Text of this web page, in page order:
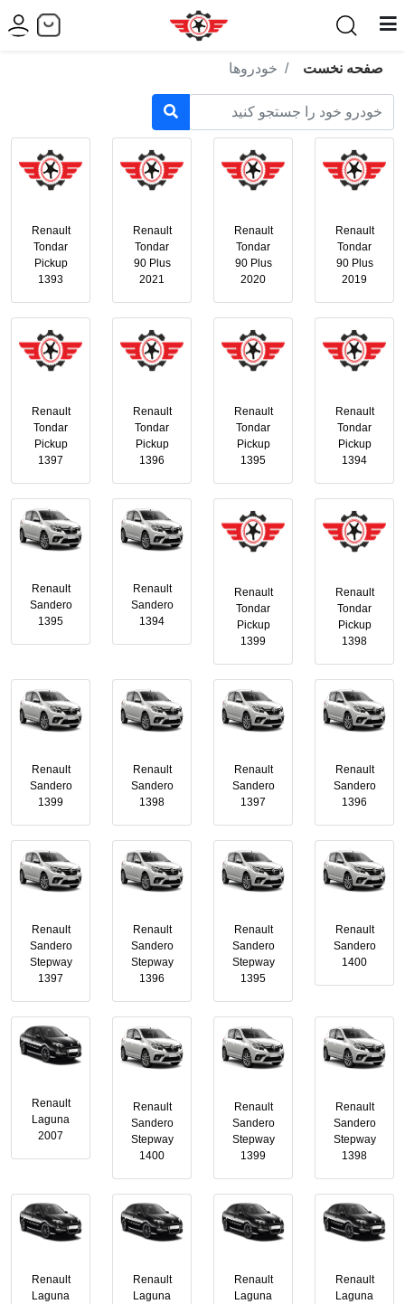
صفحه نخست خودروها
Renault
Tondar
90 Plus
2019
Renault
Tondar
90 Plus
2020
Renault
Tondar
90 Plus
2021
Renault
Tondar
Pickup
1393
Renault
Tondar
Pickup
1394
Renault
Tondar
Pickup
1395
Renault
Tondar
Pickup
1396
Renault
Tondar
Pickup
1397
Renault
Tondar
Pickup
1398
Renault
Tondar
Pickup
1399
Renault
Sandero
1394
Renault
Sandero
1395
Renault
Sandero
1396
Renault
Sandero
1397
Renault
Sandero
1398
Renault
Sandero
1399
Renault
Sandero
1400
Renault
Sandero
Stepway
1395
Renault
Sandero
Stepway
1396
Renault
Sandero
Stepway
1397
Renault
Sandero
Stepway
1398
Renault
Sandero
Stepway
1399
Renault
Sandero
Stepway
1400
Renault
Laguna
2007
Renault
Laguna
Renault
Laguna
Renault
Laguna
Renault
Laguna